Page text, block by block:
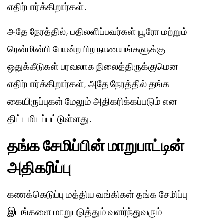
எதிர்பார்க்கிறார்கள்.
அதே நேரத்தில், பதிலளிப்பவர்கள் யூரோ மற்றும்
ரென்மின்பி போன்ற பிற நாணயங்களுக்கு
ஒதுக்கீடுகள் பரவலாக நிலைத்திருக்குமென
எதிர்பார்க்கிறார்கள், அதே நேரத்தில் தங்க
கையிருப்புகள் மேலும் அதிகரிக்கப்படும் என
திட்டமிடப்பட்டுள்ளது.
தங்க சேமிப்பின் மாறுபாட்டின்
அதிகரிப்பு
கணக்கெடுப்பு மத்திய வங்கிகள் தங்க சேமிப்பு
இடங்களை மாறுபடுத்தும் வளர்ந்துவரும்